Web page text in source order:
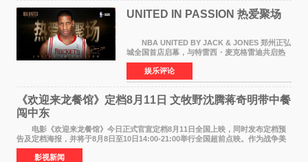
UNITED IN PASSION 热爱聚场
NBA UNITED BY JACK & JONES 郑州正弘
城全国首店启幕，与特雷西・麦克格雷迪共启热
爱 2026 年7 月21 日，
NBAUNITEDBYJACK&JONES 全国首店，于郑
州正弘城正式启幕。NBA 传奇球星
娱乐评论
《欢迎来龙餐馆》定档8月11日 文牧野沈腾蒋奇明带中餐
闯中东
电影《欢迎来龙餐馆》今日正式官宣定档8月11日全国上映，同时发布定档预
告及定档海报，并将于8月8日至10日14:00-21:00举行全国超前点映。作为战争美
食大片，影片讲述的是中国厨师徐福（沈腾
影视新闻